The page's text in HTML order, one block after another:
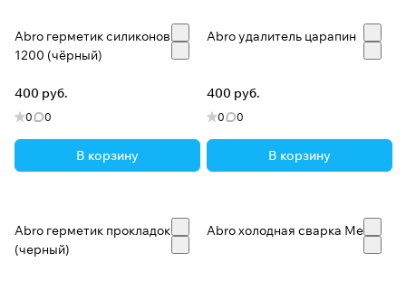
Abro герметик силиконовый
1200 (чёрный)
400 руб.
0 0
В корзину
Abro удалитель царапин
400 руб.
0 0
В корзину
Abro герметик прокладок
(черный)
Abro холодная сварка Metal